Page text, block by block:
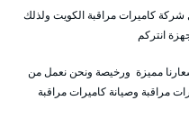
كاميرات مراقبة الكويت ولذلك
انتركم
مميزة ورخيصة ونحن نعمل من
مراقبة وصيانة كاميرات مراقبة